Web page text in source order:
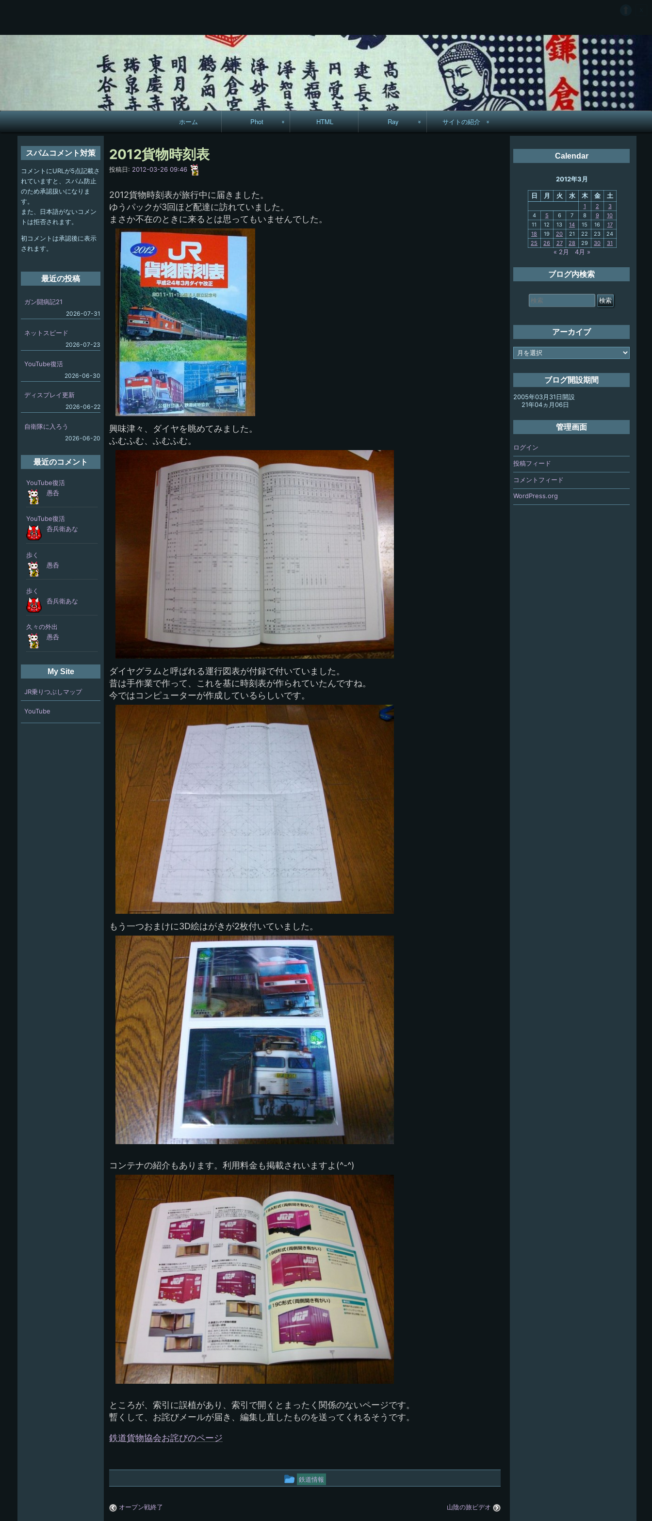
ン
ス
キ
ッ
プ
メ
イ
ホーム Phot
手拭いの旅
HTML Ray サイトの紹介
2012貨物時刻表
投稿日: 2012-03-26 09:46
2012貨物時刻表が旅行中に届きました。
ゆうパックが3回ほど配達に訪れていました。
まさか不在のときに来るとは思ってもいませんでした。
興味津々、ダイヤを眺めてみました。
ふむふむ、ふむふむ。
ダイヤグラムと呼ばれる運行図表が付録で付いていました。
昔は手作業で作って、これを基に時刻表が作られていたんですね。
今ではコンピューターが作成しているらしいです。
もう一つおまけに3D絵はがきが2枚付いていました。
コンテナの紹介もあります。利用料金も掲載されいますよ(^-^)
ところが、索引に誤植があり、索引で開くとまったく関係のないページです。
暫くして、お詫びメールが届き、編集し直したものを送ってくれるそうです。
鉄道貨物協会お詫びのページ
投
鉄道情報
オープン戦終了 山陰の旅ビデオ
Calendar
2012年3月
日 月 火 水 木 金 土
1 2
3
4
5 6 7 8 9
10
11
12 13 14 15 16
17
18
19 20 21 22 23
24
25
26 27 28 29 30 31
« 2月 4月 »
ブログ内検索
索
対
アーカイブ
ア
ー
ブ
ブログ開設期間
2005年03月31日開設
21年04ヵ月06日
管理画面
ログイン
投稿フィード
コメントフィード
WordPress.org
スパムコメント対策
コメントにURLが5点記載さ
れていますと、スパム防止
のため承認扱いになりま
す。
また、日本語がないコメン
トは拒否されます。
初コメントは承認後に表示
されます。
最近の投稿
ガン闘病記21
2026-07-31
ネットスピード
2026-07-23
YouTube復活
2026-06-30
ディスプレイ更新
2026-06-22
自衛隊に入ろう
2026-06-20
最近のコメント
My Site
JR乗りつぶしマップ
YouTube